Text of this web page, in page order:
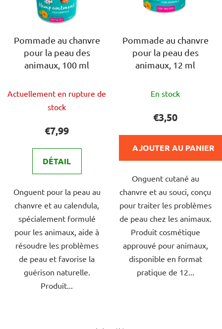
d
Pommade au chanvre
pour la peau des
animaux, 100 ml
moyenne
du
est
de
4,0
5
étoiles.
Actuellement en rupture de
stock
€7,99
DÉTAIL
Onguent pour la peau au
chanvre et au calendula,
spécialement formulé
pour les animaux, aide à
résoudre les problèmes
de peau et favorise la
guérison naturelle.
Produit...
Pommade au chanvre
pour la peau des
animaux, 12 ml
moyenne
produit
est
de
sur
5
étoiles.
En stock
€3,50
AJOUTER AU PANIER
Onguent cutané au
chanvre et au souci, conçu
pour traiter les problèmes
de peau chez les animaux.
Produit cosmétique
approuvé pour animaux,
disponible en format
pratique de 12...